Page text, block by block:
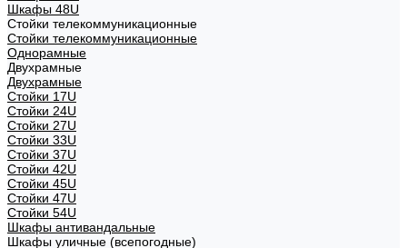
Шкафы 48U
Стойки телекоммуникационные
Стойки телекоммуникационные
Однорамные
Двухрамные
Двухрамные
Стойки 17U
Стойки 24U
Стойки 27U
Стойки 33U
Стойки 37U
Стойки 42U
Стойки 45U
Стойки 47U
Стойки 54U
Шкафы антивандальные
Шкафы уличные (всепогодные)